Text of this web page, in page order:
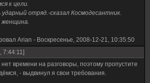
к цели.
отряд.-сказал Космодесантник.
Arian - Воскресенье, 2008-12-21, 10:35:50
7:44:11]
времени на разговоры, поэтому пропустите
- выдвинул я свои требования.